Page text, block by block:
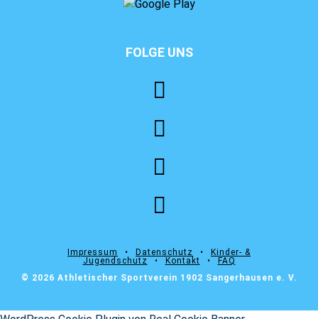
FOLGE UNS
Impressum ⠀•⠀ Datenschutz ⠀•⠀
Kinder- &
Jugendschutz ⠀•⠀ Kontakt ⠀•⠀
FAQ
© 2026 Athletischer Sportverein 1902 Sangerhausen e. V.